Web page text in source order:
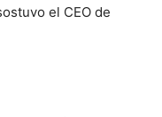
el CEO de